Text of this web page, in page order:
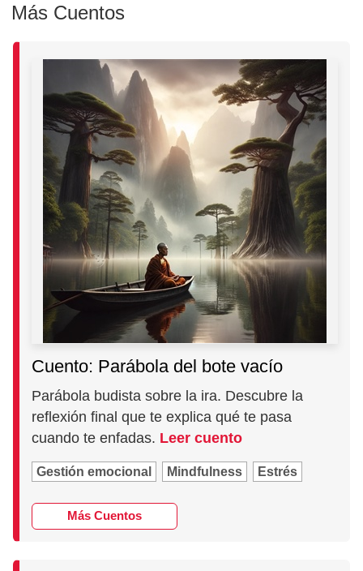
Más Cuentos
Cuento: Parábola del bote vacío
Parábola budista sobre la ira. Descubre la
reflexión final que te explica qué te pasa
cuando te enfadas. Leer cuento
Gestión emocional Mindfulness Estrés
Más Cuentos